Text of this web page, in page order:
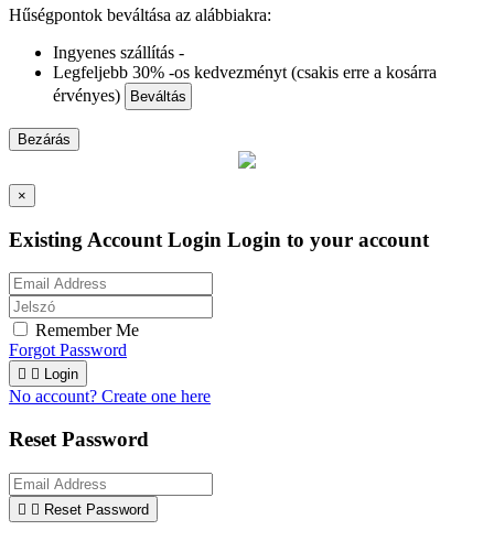
Hűségpontok beváltása az alábbiakra:
Ingyenes szállítás -
Legfeljebb 30% -os kedvezményt (csakis erre a kosárra
érvényes)
Beváltás
Bezárás
×
Existing Account Login Login to your account
Remember Me
Forgot Password
  Login
No account? Create one here
Reset Password
  Reset Password